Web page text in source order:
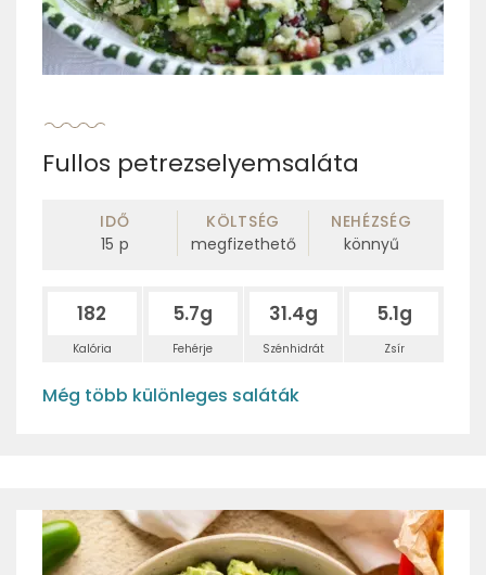
Fullos petrezselyemsaláta
IDŐ
15 p
KÖLTSÉG
megfizethető
NEHÉZSÉG
könnyű
182
Kalória
5.7g
Fehérje
31.4g
Szénhidrát
5.1g
Zsír
Még több különleges saláták